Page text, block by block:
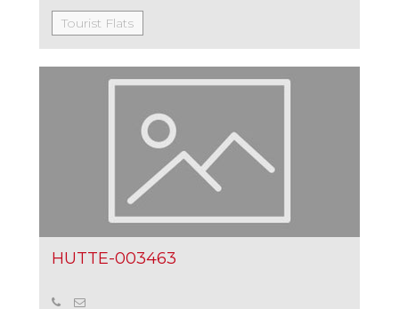
Tourist Flats
HUTTE-003463